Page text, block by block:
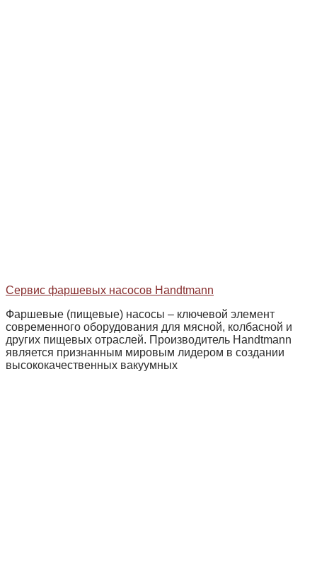
Сервис фаршевых насосов Handtmann
Фаршевые (пищевые) насосы – ключевой элемент
современного оборудования для мясной, колбасной и
других пищевых отраслей. Производитель Handtmann
является признанным мировым лидером в создании
высококачественных вакуумных